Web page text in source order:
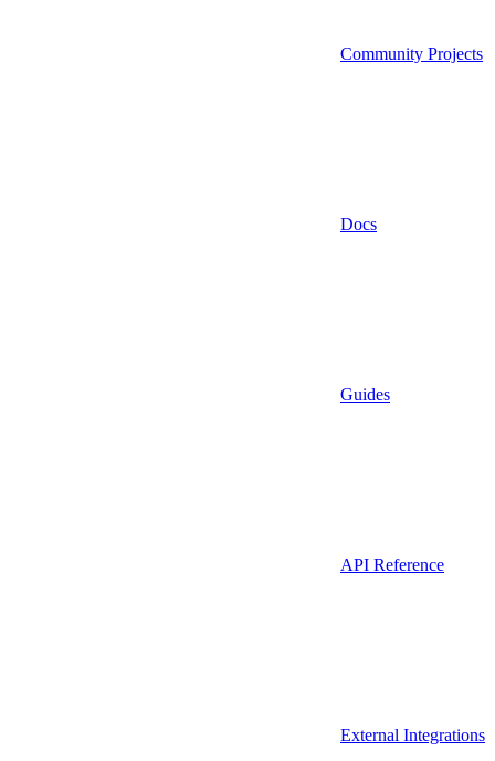
Community Projects
Docs
Guides
API Reference
External Integrations